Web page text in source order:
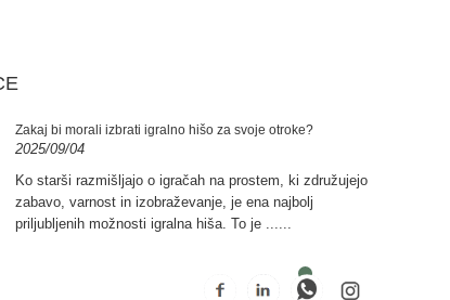
Zakaj bi morali izbrati igralno hišo za svoje otroke?
2025/09/04
Ko starši razmišljajo o igračah na prostem, ki združujejo
zabavo, varnost in izobraževanje, je ena najbolj
priljubljenih možnosti igralna hiša. To je ......